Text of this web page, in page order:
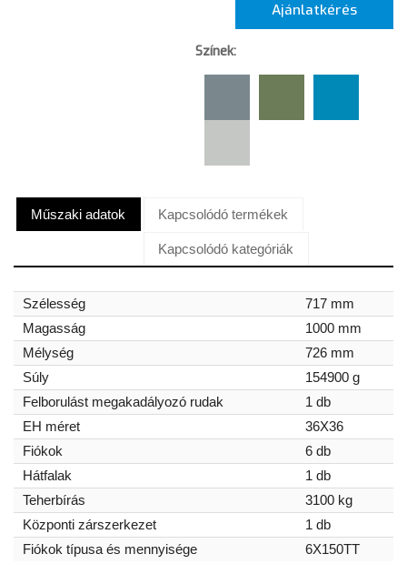
Ajánlatkérés
Színek:
Műszaki adatok Kapcsolódó termékek
Kapcsolódó kategóriák
Szélesség
717 mm
Magasság
1000 mm
Mélység
726 mm
Súly
154900 g
Felborulást megakadályozó rudak
1 db
EH méret
36X36
Fiókok
6 db
Hátfalak
1 db
Teherbírás
3100 kg
Központi zárszerkezet
1 db
Fiókok típusa és mennyisége
6X150TT